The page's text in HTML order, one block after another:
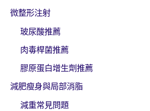
微整形注射
玻尿酸推薦
肉毒桿菌推薦
膠原蛋白增生劑推薦
減肥瘦身與局部消脂
減重常見問題